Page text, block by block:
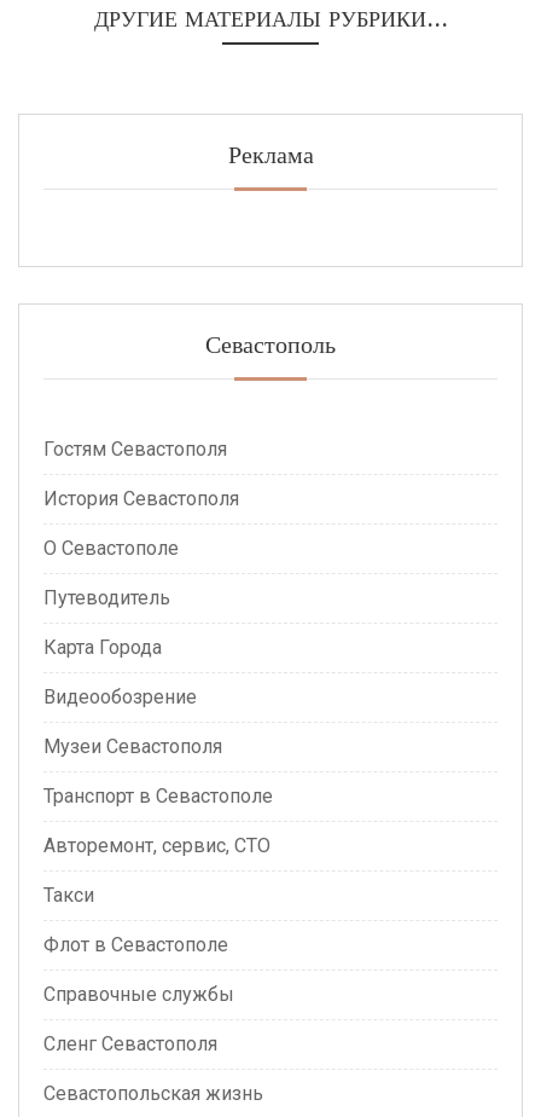
ДРУГИЕ МАТЕРИАЛЫ РУБРИКИ...
Реклама
Севастополь
Гостям Севастополя
История Севастополя
О Севастополе
Путеводитель
Карта Города
Видеообозрение
Музеи Севастополя
Транспорт в Севастополе
Авторемонт, сервис, СТО
Такси
Флот в Севастополе
Справочные службы
Сленг Севастополя
Севастопольская жизнь